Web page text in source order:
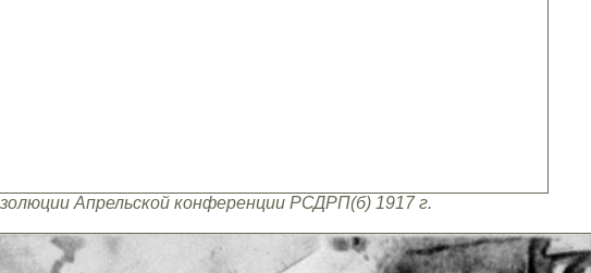
Апрельской конференции РСДРП(б) 1917 г.